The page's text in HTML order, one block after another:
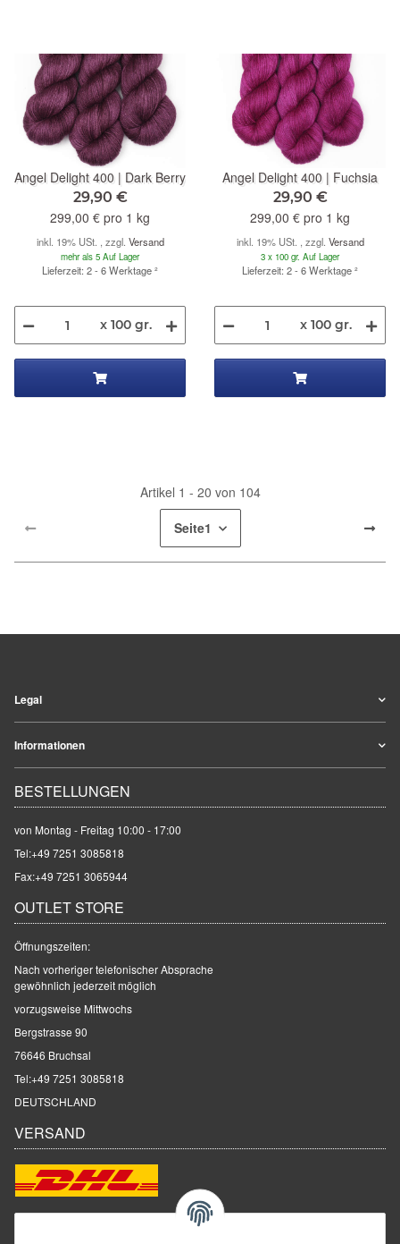
Angel Delight 400 | Dark Berry
29,90 €
299,00 € pro 1 kg
inkl. 19% USt. , zzgl. Versand
mehr als 5 Auf Lager
Lieferzeit: 2 - 6 Werktage²
x 100 gr.
Angel Delight 400 | Fuchsia
29,90 €
299,00 € pro 1 kg
inkl. 19% USt. , zzgl. Versand
3 x 100 gr. Auf Lager
Lieferzeit: 2 - 6 Werktage²
x 100 gr.
Artikel 1 - 20 von 104
Seite1
Legal
Informationen
BESTELLUNGEN
von Montag - Freitag 10:00 - 17:00
Tel:+49 7251 3085818
Fax:+49 7251 3065944
OUTLET STORE
Öffnungszeiten:
Nach vorheriger telefonischer Absprache
gewöhnlich jederzeit möglich
vorzugsweise Mittwochs
Bergstrasse 90
76646 Bruchsal
Tel:+49 7251 3085818
DEUTSCHLAND
VERSAND
ZAHLUNGSARTEN